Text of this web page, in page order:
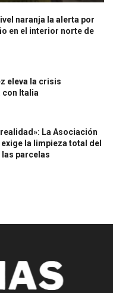
naranja la alerta por
en el interior norte de
eleva la crisis
con Italia
La Asociación
la limpieza total del
las parcelas